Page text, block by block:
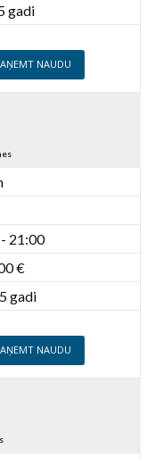
gadi
NAUDU
21:00
€
gadi
NAUDU